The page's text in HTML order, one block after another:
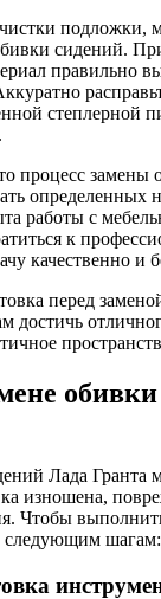
подложки,
сидений.
правильно
степлерной
процесс замены
определенных
работы с
к
качественно и
перед
достичь
Лада Гранта
изношена,
Чтобы
следующим шагам: